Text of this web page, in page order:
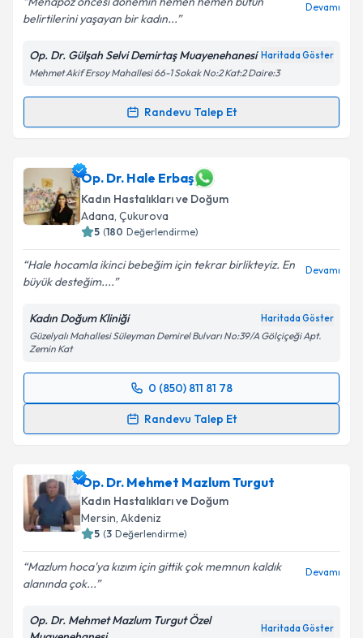
Metni'ni okudum ve kişisel verilerimin belirtilen
kapsamda işlenmesini kabul ediyorum.
Takvim Talebini Gönder
belirtilerini yaşayan bir kadın...
Devamı
Op. Dr. Gülşah Selvi Demirtaş Muayenehanesi Haritada Göster
Mehmet Akif Ersoy Mahallesi 66-1 Sokak No:2 Kat:2 Daire:3
Randevu Talep Et
Randevu Takvimi Talebi
Doç. Dr. Gülşah Selvi Demirtaş
talebi oluşturun. Size bu uzmandan randevu almanız
için bir takvim hazırlandığında e-posta ile
bilgilendireceğiz.
E-posta Adresiniz
Kişisel verilerimin işlenmesine ilişkinAydınlatma
Takvim Talebini Gönder
Op. Dr. Hale Erbaş
Kadın Hastalıkları ve Doğum
Adana, Çukurova
5 (180 Değerlendirme)
Hale hocamla ikinci bebeğim için tekrar birlikteyiz. En
büyük desteğim....
Devamı
Kadın Doğum Kliniği Haritada Göster
Güzelyalı Mahallesi Süleyman Demirel Bulvarı No:39/A Gölçiçeği Apt.
Zemin Kat
0 (850) 811 81 78
Randevu Talep Et
Randevu Takvimi Talebi
takvim hazırlandığında e-posta ile bilgilendireceğiz.
E-posta Adresiniz
'ni okudum ve kişisel verilerimin belirtilen
kapsamda işlenmesini kabul ediyorum.
Op. Dr. Mehmet Mazlum Turgut
Kadın Hastalıkları ve Doğum
Mersin, Akdeniz
5 (3 Değerlendirme)
Mazlum hoca'ya kızım için gittik çok memnun kaldık
alanında çok...
Devamı
Op. Dr. Mehmet Mazlum Turgut Özel
Haritada Göster